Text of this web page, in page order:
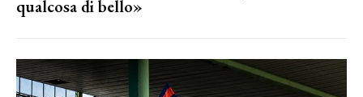
qualcosa di bello»